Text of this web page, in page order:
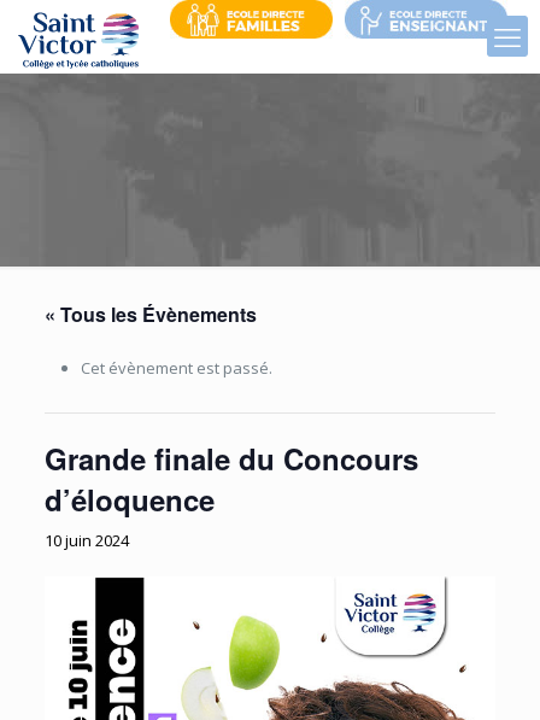
« Tous les Évènements
Cet évènement est passé.
Grande finale du Concours
d’éloquence
10 juin 2024